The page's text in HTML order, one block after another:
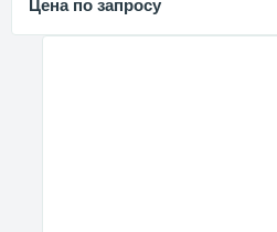
Цена по запросу